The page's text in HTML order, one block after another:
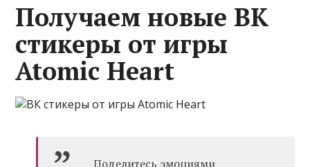
Получаем новые ВК
стикеры от игры
Atomic Heart
Поделитесь эмоциями